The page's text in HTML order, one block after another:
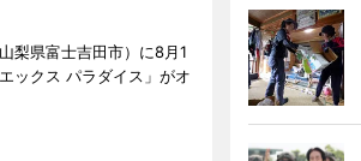
梨県富士吉田市）に8月1
ックス パラダイス」がオ